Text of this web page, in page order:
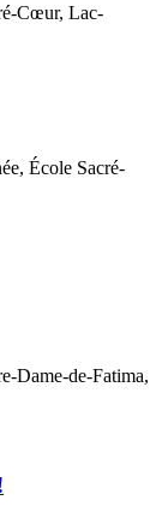
Cœur, Lac-
École Sacré-
Dame-de-Fatima,